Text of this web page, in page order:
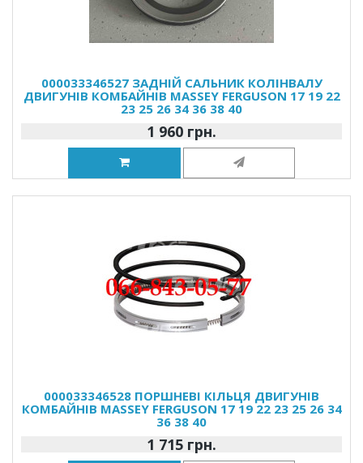
000033346527 ЗАДНІЙ САЛЬНИК КОЛІНВАЛУ
ДВИГУНІВ КОМБАЙНІВ MASSEY FERGUSON 17 19 22
23 25 26 34 36 38 40
1 960 грн.
000033346528 ПОРШНЕВІ КІЛЬЦЯ ДВИГУНІВ
КОМБАЙНІВ MASSEY FERGUSON 17 19 22 23 25 26 34
36 38 40
1 715 грн.